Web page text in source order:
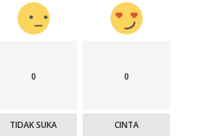
0
TIDAK SUKA
0
CINTA